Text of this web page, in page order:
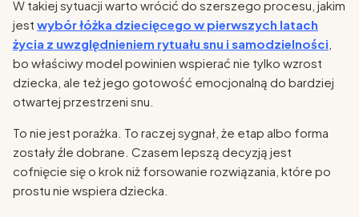
W takiej sytuacji warto wrócić do szerszego procesu, jakim
jest wybór łóżka dziecięcego w pierwszych latach
życia z uwzględnieniem rytuału snu i samodzielności
bo właściwy model powinien wspierać nie tylko wzrost
dziecka, ale też jego gotowość emocjonalną do bardziej
otwartej przestrzeni snu.
To nie jest porażka. To raczej sygnał, że etap albo forma
zostały źle dobrane. Czasem lepszą decyzją jest
cofnięcie się o krok niż forsowanie rozwiązania, które po
prostu nie wspiera dziecka.